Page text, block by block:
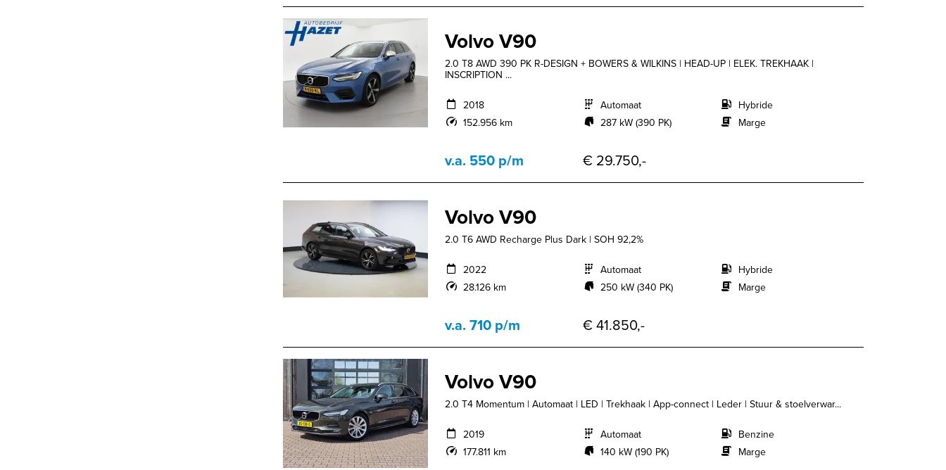
Volvo V90
2.0 T8 AWD 390 PK R-DESIGN + BOWERS & WILKINS | HEAD-UP | ELEK. TREKHAAK |
INSCRIPTION ...
2018
152.956 km
Automaat
287 kW (390 PK)
Hybride
Marge
v.a. 550 p/m € 29.750,-
Volvo V90
2.0 T6 AWD Recharge Plus Dark | SOH 92,2%
2022
28.126 km
Automaat
250 kW (340 PK)
Hybride
Marge
v.a. 710 p/m € 41.850,-
Volvo V90
2.0 T4 Momentum | Automaat | LED | Trekhaak | App-connect | Leder | Stuur & stoelverwar...
2019
177.811 km
Automaat
140 kW (190 PK)
Benzine
Marge